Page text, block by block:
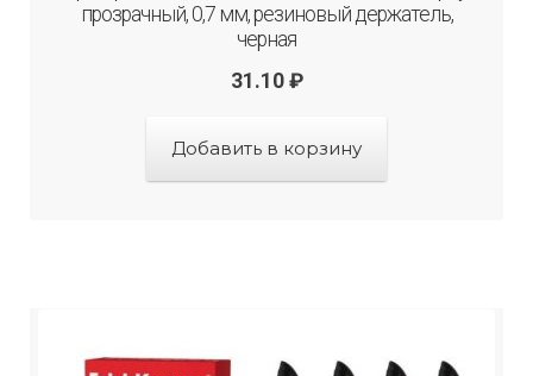
прозрачный, 0,7 мм, резиновый держатель,
черная
31.10 ₽
Добавить в корзину